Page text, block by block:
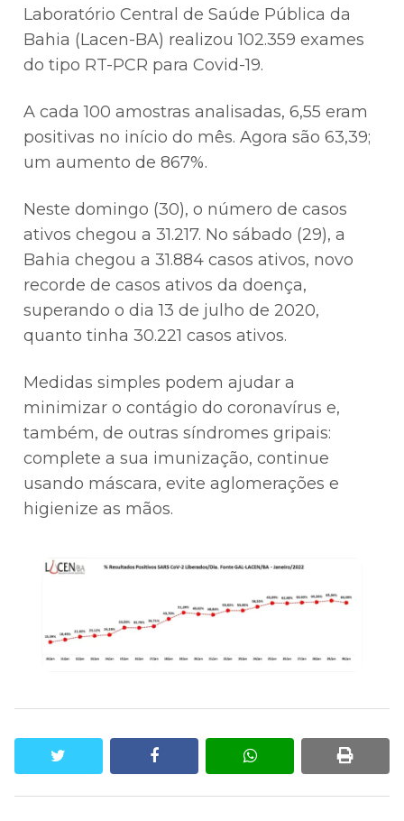
Laboratório Central de Saúde Pública da
Bahia (Lacen-BA) realizou 102.359 exames
do tipo RT-PCR para Covid-19.
A cada 100 amostras analisadas, 6,55 eram
positivas no início do mês. Agora são 63,39;
um aumento de 867%.
Neste domingo (30), o número de casos
ativos chegou a 31.217. No sábado (29), a
Bahia chegou a 31.884 casos ativos, novo
recorde de casos ativos da doença,
superando o dia 13 de julho de 2020,
quanto tinha 30.221 casos ativos.
Medidas simples podem ajudar a
minimizar o contágio do coronavírus e,
também, de outras síndromes gripais:
complete a sua imunização, continue
usando máscara, evite aglomerações e
higienize as mãos.
facebook whatsapp print